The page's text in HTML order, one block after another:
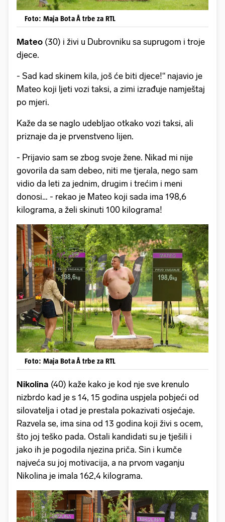
Foto: Maja Bota Å trbe za RTL
Mateo (30) i živi u Dubrovniku sa suprugom i troje
djece.
- Sad kad skinem kila, još će biti djece!“ najavio je
Mateo koji ljeti vozi taksi, a zimi izrađuje namještaj
po mjeri.
Kaže da se naglo udebljao otkako vozi taksi, ali
priznaje da je prvenstveno lijen.
- Prijavio sam se zbog svoje žene. Nikad mi nije
govorila da sam debeo, niti me tjerala, nego sam
vidio da leti za jednim, drugim i trećim i meni
donosi… - rekao je Mateo koji sada ima 198,6
kilograma, a želi skinuti 100 kilograma!
Foto: Maja Bota Å trbe za RTL
Nikolina (40) kaže kako je kod nje sve krenulo
nizbrdo kad je s 14, 15 godina uspjela pobjeći od
silovatelja i otad je prestala pokazivati osjećaje.
Razvela se, ima sina od 13 godina koji živi s ocem,
što joj teško pada. Ostali kandidati su je tješili i
jako ih je pogodila njezina priča. Sin i kumče
najveća su joj motivacija, a na prvom vaganju
Nikolina je imala 162,4 kilograma.